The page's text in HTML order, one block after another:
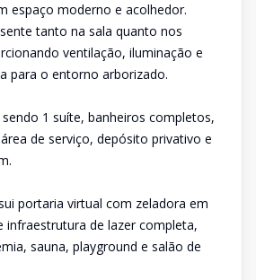
espaço moderno e acolhedor.
tanto na sala quanto nos
ventilação, iluminação e
para o entorno arborizado.
1 suíte, banheiros completos,
de serviço, depósito privativo e
portaria virtual com zeladora em
infraestrutura de lazer completa,
sauna, playground e salão de